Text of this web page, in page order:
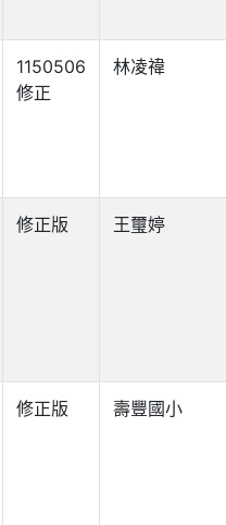
1150506
修正
林凌禕
修正版 王璽婷
修正版 壽豐國小